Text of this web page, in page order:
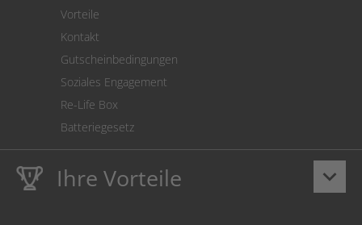
Vorteile
Kontakt
Gutscheinbedingungen
Soziales Engagement
Re-Life Box
Batteriegesetz
keyboard_arrow_down
Ihre Vorteile